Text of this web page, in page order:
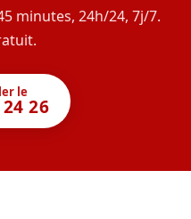
minutes, 24h/24, 7j/7.
le
26